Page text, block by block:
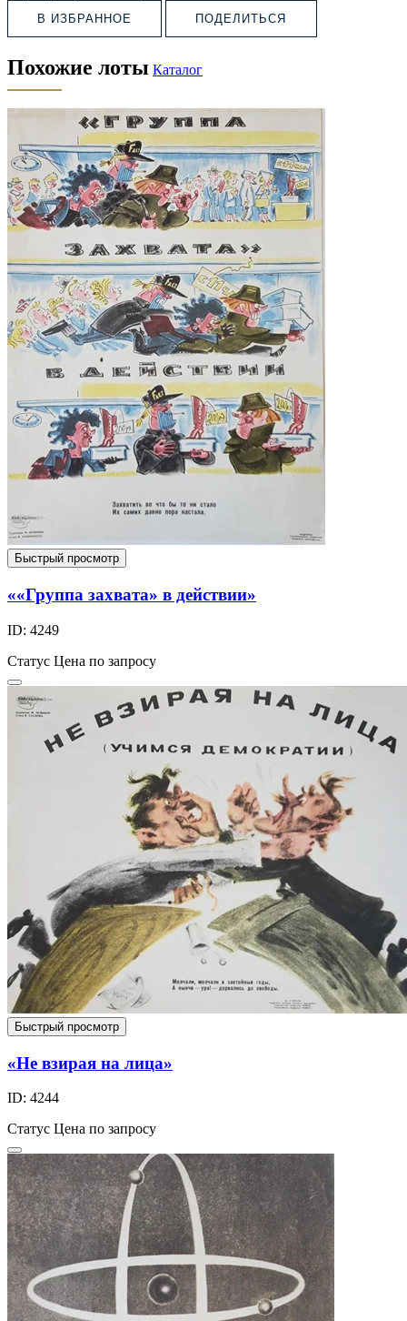
В ИЗБРАННОЕ ПОДЕЛИТЬСЯ
Похожие лоты Каталог
Быстрый просмотр
««Группа захвата» в действии»
ID: 4249
Статус Цена по запросу
Быстрый просмотр
«Не взирая на лица»
ID: 4244
Статус Цена по запросу